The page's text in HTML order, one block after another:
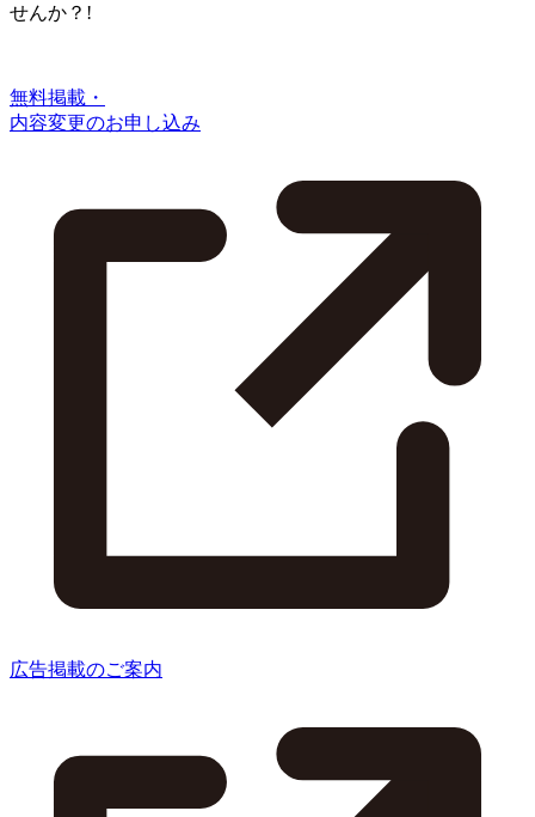
せんか？!
無料掲載・
内容変更のお申し込み
広告掲載のご案内